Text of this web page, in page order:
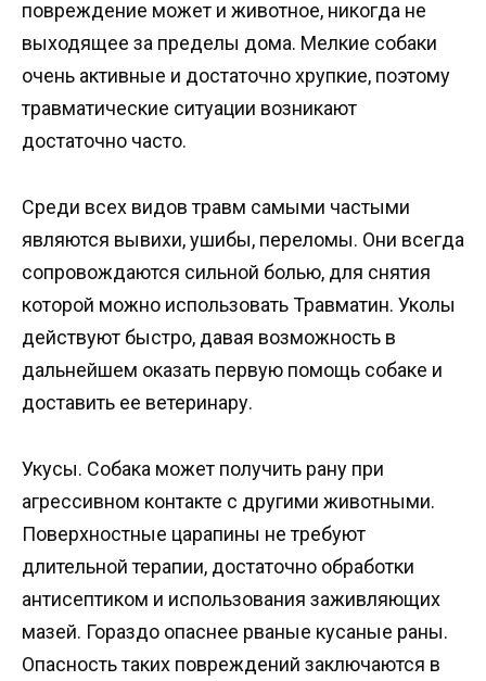
повреждение может и животное, никогда не
выходящее за пределы дома. Мелкие собаки
очень активные и достаточно хрупкие, поэтому
травматические ситуации возникают
достаточно часто.
Среди всех видов травм самыми частыми
являются вывихи, ушибы, переломы. Они всегда
сопровождаются сильной болью, для снятия
которой можно использовать Травматин. Уколы
действуют быстро, давая возможность в
дальнейшем оказать первую помощь собаке и
доставить ее ветеринару.
Укусы. Собака может получить рану при
агрессивном контакте с другими животными.
Поверхностные царапины не требуют
длительной терапии, достаточно обработки
антисептиком и использования заживляющих
мазей. Гораздо опаснее рваные кусаные раны.
Опасность таких повреждений заключаются в